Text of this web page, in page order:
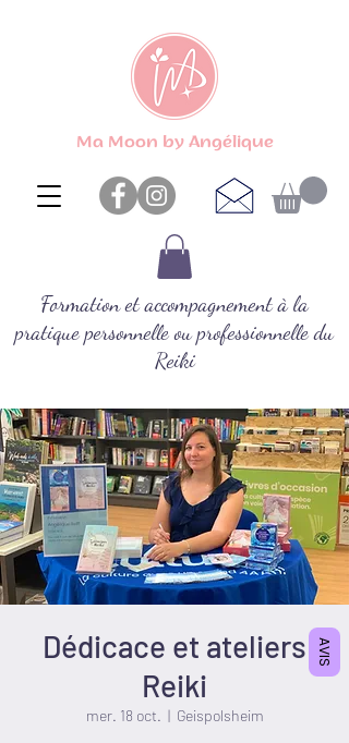
Ma Moon by Angélique
Formation et accompagnement à la
pratique personnelle ou professionnelle du
Reiki
Dédicace et ateliers
Reiki
mer. 18 oct.
  |
Geispolsheim
AVIS